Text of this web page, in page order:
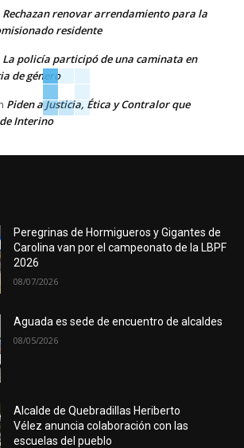
Rechazan renovar arrendamiento para la
residente
La policía participó de una caminata en
de género
Piden a Justicia, Ética y Contralor que
Interino
Peregrinas de Hormigueros y Gigantes de
Carolina van por el campeonato de la LBPF
2026
08/07/2026
Aguada es sede de encuentro de alcaldes
08/05/2026
Alcalde de Quebradillas Heriberto
Vélez anuncia colaboración con las
escuelas del pueblo